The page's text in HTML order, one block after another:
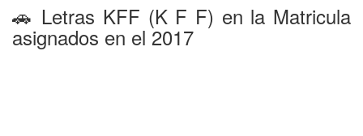
🚗 Letras KFF (K F F) en la Matricula
asignados en el 2017